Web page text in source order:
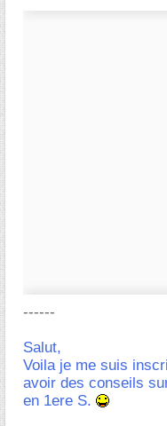
------
Salut,
Voila je me suis
avoir des conseils
en 1ere S.